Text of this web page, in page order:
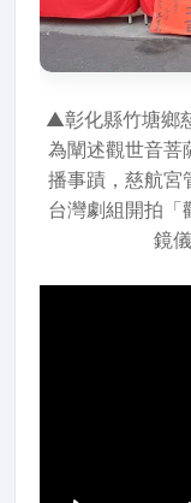
▲彰化縣竹塘鄉
為闡述觀世音菩
播事蹟，慈航宮
台灣劇組開拍「
鏡